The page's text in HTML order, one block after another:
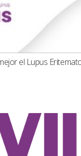
el Lupus